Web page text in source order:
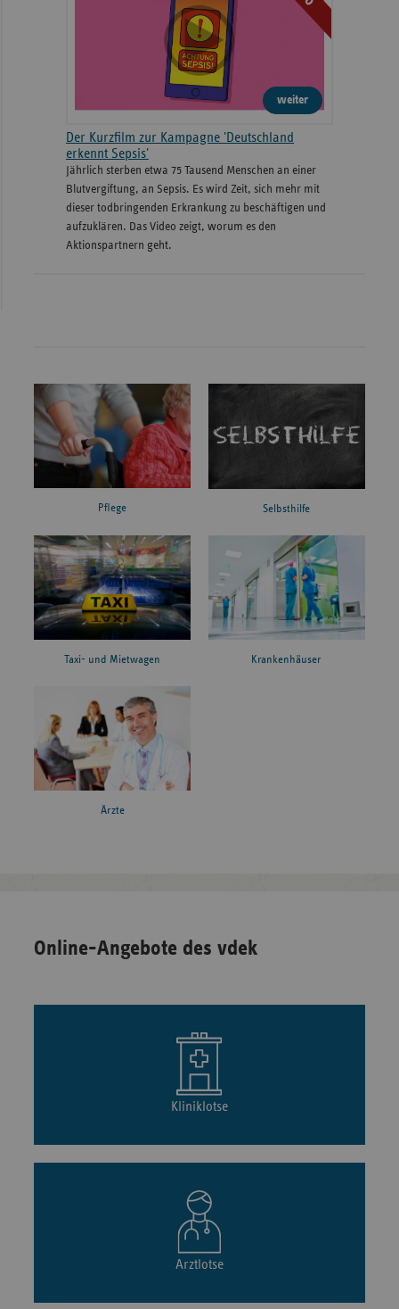
weiter
Der Kurzfilm zur Kampagne 'Deutschland
erkennt Sepsis'
Jährlich sterben etwa 75 Tausend Menschen an einer
Blutvergiftung, an Sepsis. Es wird Zeit, sich mehr mit
dieser todbringenden Erkrankung zu beschäftigen und
aufzuklären. Das Video zeigt, worum es den
Aktionspartnern geht.
Pflege Selbsthilfe
Taxi- und Mietwagen Krankenhäuser
Ärzte
Online-Angebote des vdek
Kliniklotse
Arztlotse